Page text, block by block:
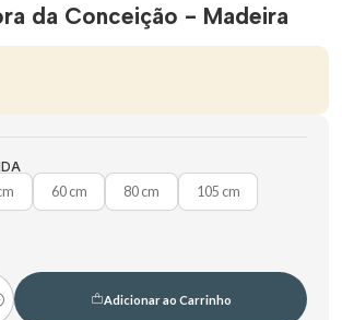
da Conceição - Madeira
60 cm 80 cm 105 cm
Adicionar ao Carrinho